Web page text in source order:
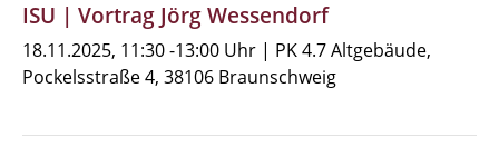
ISU | Vortrag Jörg Wessendorf
18.11.2025, 11:30 -13:00 Uhr | PK 4.7 Altgebäude,
Pockelsstraße 4, 38106 Braunschweig